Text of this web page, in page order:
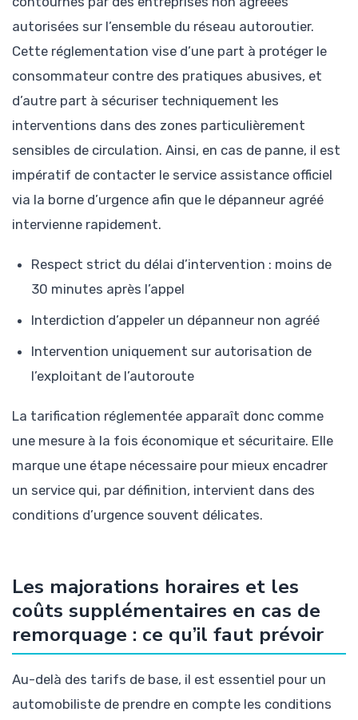
autorisées sur l’ensemble du réseau autoroutier.
Cette réglementation vise d’une part à protéger le
consommateur contre des pratiques abusives, et
d’autre part à sécuriser techniquement les
interventions dans des zones particulièrement
sensibles de circulation. Ainsi, en cas de panne, il est
impératif de contacter le service assistance officiel
via la borne d’urgence afin que le dépanneur agréé
intervienne rapidement.
Respect strict du délai d’intervention : moins de
30 minutes après l’appel
Interdiction d’appeler un dépanneur non agréé
Intervention uniquement sur autorisation de
l’exploitant de l’autoroute
La tarification réglementée apparaît donc comme
une mesure à la fois économique et sécuritaire. Elle
marque une étape nécessaire pour mieux encadrer
un service qui, par définition, intervient dans des
conditions d’urgence souvent délicates.
Les majorations horaires et les
coûts supplémentaires en cas de
remorquage : ce qu’il faut prévoir
Au-delà des tarifs de base, il est essentiel pour un
automobiliste de prendre en compte les conditions